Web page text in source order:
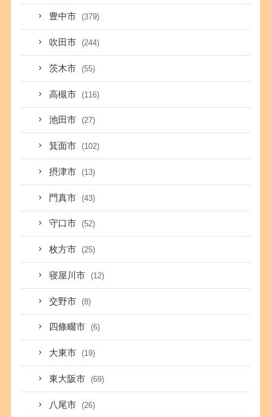
豊中市 (379)
吹田市 (244)
茨木市 (55)
高槻市 (116)
池田市 (27)
箕面市 (102)
摂津市 (13)
門真市 (43)
守口市 (52)
枚方市 (25)
寝屋川市 (12)
交野市 (8)
四條畷市 (6)
大東市 (19)
東大阪市 (69)
八尾市 (26)